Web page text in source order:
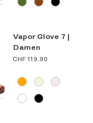
Vapor Glove 7 |
Damen
Preis
CHF 119.90